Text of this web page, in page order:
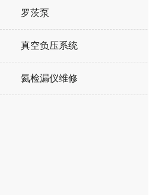
罗茨泵
真空负压系统
氦检漏仪维修